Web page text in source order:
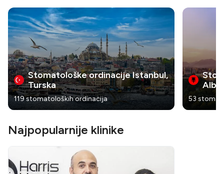
Stomatološke ordinacije Istanbul,
Turska
119 stomatoloških ordinacija 53
Najpopularnije klinike